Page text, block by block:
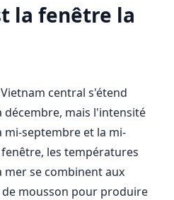
la fenêtre la
central s'étend
mais l'intensité
mi-septembre et la mi-
les températures
mer se combinent aux
mousson pour produire